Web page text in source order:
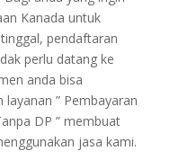
Kanada untuk
pendaftaran
perlu datang ke
anda bisa
” Pembayaran
DP ” membuat
jasa kami.